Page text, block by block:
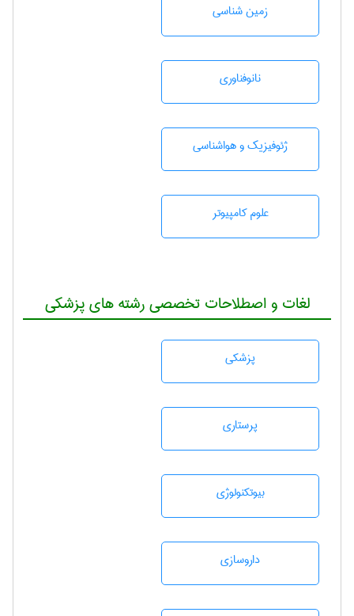
زمين شناسی
نانوفناوری
ژئوفيزيك و هواشناسی
علوم کامپیوتر
لغات و اصطلاحات تخصصی رشته های پزشکی
پزشكی
پرستاری
بيوتكنولوژی
داروسازی